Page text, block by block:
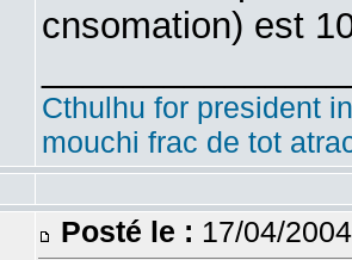
cnsomation) est
Cthulhu for president
mouchi frac de tot
Posté le : 17/04/